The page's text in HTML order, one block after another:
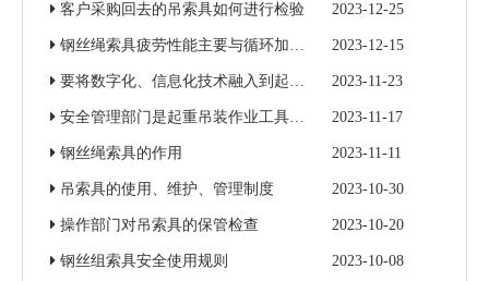
客户采购回去的吊索具如何进行检验 2023-12-25
钢丝绳索具疲劳性能主要与循环加载次数和加载力有关 2023-12-15
要将数字化、信息化技术融入到起重吊装作业当中 2023-11-23
安全管理部门是起重吊装作业工具的归口监督管理部门 2023-11-17
钢丝绳索具的作用 2023-11-11
吊索具的使用、维护、管理制度 2023-10-30
操作部门对吊索具的保管检查 2023-10-20
钢丝组索具安全使用规则 2023-10-08